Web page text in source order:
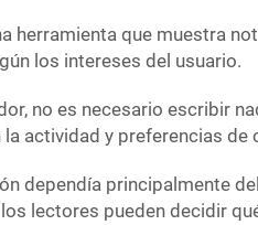
herramienta que muestra
los intereses del usuario.
no es necesario escribir
actividad y preferencias de
dependía principalmente
los lectores pueden decidir